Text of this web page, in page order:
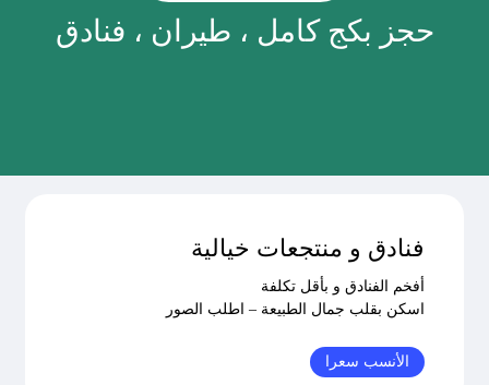
حجز بكج كامل ، طيران ، فنادق
فنادق و منتجعات خيالية
أفخم الفنادق و بأقل تكلفة
اسكن بقلب جمال الطبيعة – اطلب الصور
الأنسب سعرا